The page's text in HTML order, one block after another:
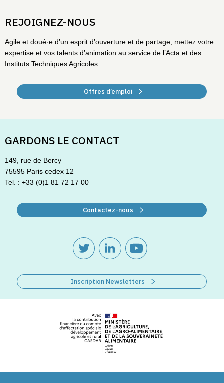
REJOIGNEZ-NOUS
Agile et doué·e d’un esprit d’ouverture et de partage, mettez votre
expertise et vos talents d’animation au service de l’Acta et des
Instituts Techniques Agricoles.
Offres d’emploi
GARDONS LE CONTACT
149, rue de Bercy
75595 Paris cedex 12
Tel. : +33 (0)1 81 72 17 00
Contactez-nous
Inscription Newsletters